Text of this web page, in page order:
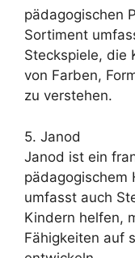
pädagogischen
Sortiment
Steckspiele, die
von Farben,
zu verstehen.
5. Janod
Janod ist ein
pädagogischem
umfasst auch
Kindern helfen,
Fähigkeiten auf